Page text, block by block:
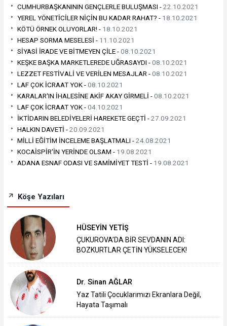
CUMHURBAŞKANININ GENÇLERLE BULUŞMASI -22.10.2021
YEREL YÖNETİCİLER NİÇİN BU KADAR RAHAT? - 18.10.2021
KÖTÜ ÖRNEK OLUYORLAR! - 18.10.2021
HESAP SORMA MESELESİ - 11.10.2021
SİYASİ İRADE VE BİTMEYEN ÇİLE -08.10.2021
KEŞKE BAŞKA MARKETLEREDE UĞRASAYDI -08.10.2021
LEZZET FESTİVALİ VE VERİLEN MESAJLAR -08.10.2021
LAF ÇOK İCRAAT YOK -08.10.2021
KARALAR'IN İHALESİNE AKİF AKAY GİRMELİ -08.10.2021
LAF ÇOK İCRAAT YOK -04.10.2021
İKTİDARIN BELEDİYELERİ HAREKETE GEÇTİ -27.09.2021
HALKIN DAVETİ -20.09.2021
MİLLİ EĞİTİM İNCELEME BAŞLATMALI -24.08.2021
KOCAİSPİR'İN YERİNDE OLSAM - 19.08.2021
ADANA ESNAF ODASI VE SAMİMİYET TESTİ - 19.08.2021
Köşe Yazıları
HÜSEYİN YETİŞ
ÇUKUROVA’DA BİR SEVDANIN ADI:
BOZKURTLAR ÇETİN YÜKSELECEK!
Dr. Sinan AĞLAR
Yaz Tatili Çocuklarımızı Ekranlara Değil,
Hayata Taşımalı